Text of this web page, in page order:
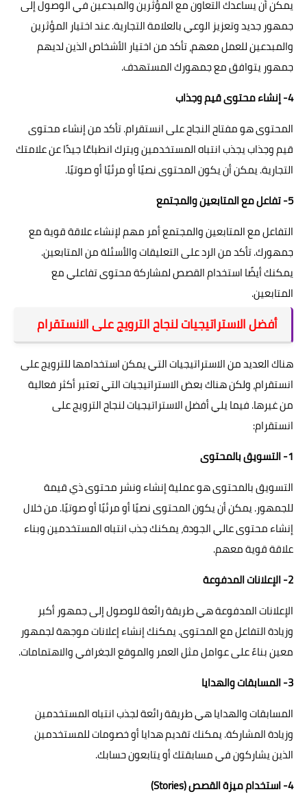
يمكن أن يساعدك التعاون مع المؤثرين والمبدعين في الوصول إلى
جمهور جديد وتعزيز الوعي بالعلامة التجارية. عند اختيار المؤثرين
والمبدعين للعمل معهم، تأكد من اختيار الأشخاص الذين لديهم
جمهور يتوافق مع جمهورك المستهدف.
4- إنشاء محتوى قيم وجذاب
المحتوى هو مفتاح النجاح على انستقرام. تأكد من إنشاء محتوى
قيم وجذاب يجذب انتباه المستخدمين ويترك انطباعًا جيدًا عن علامتك
التجارية. يمكن أن يكون المحتوى نصيًا أو مرئيًا أو صوتيًا.
5- تفاعل مع المتابعين والمجتمع
التفاعل مع المتابعين والمجتمع أمر مهم لإنشاء علاقة قوية مع
جمهورك. تأكد من الرد على التعليقات والأسئلة من المتابعين.
يمكنك أيضًا استخدام القصص لمشاركة محتوى تفاعلي مع
المتابعين.
أفضل الاستراتيجيات لنجاح الترويج على الانستقرام
هناك العديد من الاستراتيجيات التي يمكن استخدامها للترويج على
انستقرام، ولكن هناك بعض الاستراتيجيات التي تعتبر أكثر فعالية
من غيرها. فيما يلي أفضل الاستراتيجيات لنجاح الترويج على
انستقرام:
1- التسويق بالمحتوى
التسويق بالمحتوى هو عملية إنشاء ونشر محتوى ذي قيمة
للجمهور. يمكن أن يكون المحتوى نصيًا أو مرئيًا أو صوتيًا. من خلال
إنشاء محتوى عالي الجودة، يمكنك جذب انتباه المستخدمين وبناء
علاقة قوية معهم.
2- الإعلانات المدفوعة
الإعلانات المدفوعة هي طريقة رائعة للوصول إلى جمهور أكبر
وزيادة التفاعل مع المحتوى. يمكنك إنشاء إعلانات موجهة لجمهور
معين بناءً على عوامل مثل العمر والموقع الجغرافي والاهتمامات.
3- المسابقات والهدايا
المسابقات والهدايا هي طريقة رائعة لجذب انتباه المستخدمين
وزيادة المشاركة. يمكنك تقديم هدايا أو خصومات للمستخدمين
الذين يشاركون في مسابقتك أو يتابعون حسابك.
4- استخدام ميزة القصص (Stories)